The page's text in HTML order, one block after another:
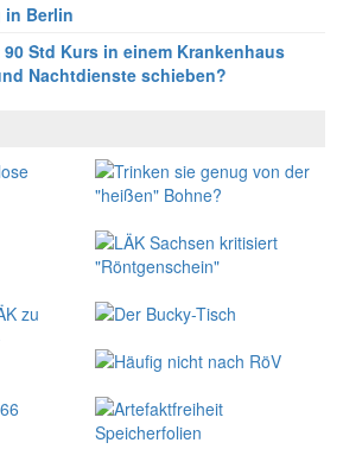
Berlin
90 Std Kurs in einem Krankenhaus
Nachtdienste schieben?